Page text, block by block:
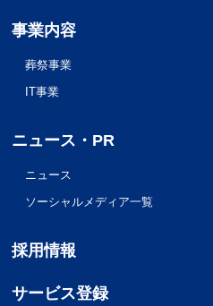
事業内容
葬祭事業
IT事業
ニュース・PR
ニュース
ソーシャルメディア一覧
採用情報
サービス登録